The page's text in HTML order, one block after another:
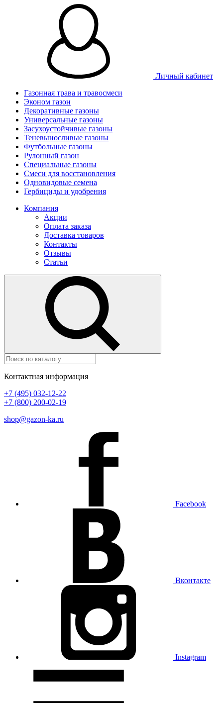
Личный кабинет
Газонная трава и травосмеси
Эконом газон
Декоративные газоны
Универсальные газоны
Засухоустойчивые газоны
Теневыносливые газоны
Футбольные газоны
Рулонный газон
Специальные газоны
Смеси для восстановления
Одновидовые семена
Гербициды и удобрения
Компания
Акции
Оплата заказа
Доставка товаров
Контакты
Отзывы
Статьи
Контактная информация
+7 (495) 032-12-22
+7 (800) 200-02-19
shop@gazon-ka.ru
Facebook
Вконтакте
Instagram